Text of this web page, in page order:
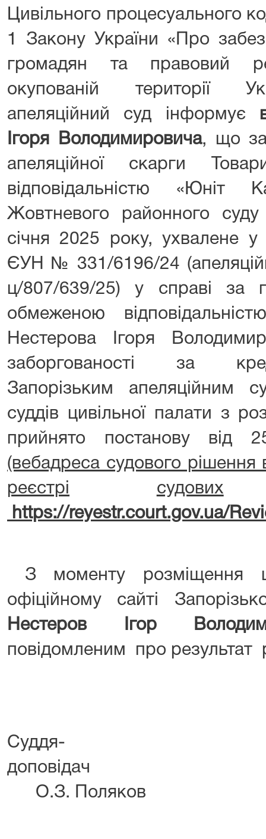
Цивільного процесуального
1 Закону України «Про
громадян та правовий
окупованій території
апеляційний суд інформує
Ігоря Володимировича, що за
апеляційної скарги
відповідальністю «Юніт
Жовтневого районного
січня 2025 року, ухвалене
ЄУН № 331/6196/24
ц/807/639/25) у справі за
обмеженою
Нестерова Ігоря
заборгованості за
Запорізьким апеляційним
суддів цивільної палати з
прийнято постанову від
(вебадреса судового
реєстрі
судових
https://reyestr.court.gov.ua/Revi
З моменту розміщення
офіційному сайті
Нестеров Ігор
повідомленим про результат
Суддя-
О.З. Поляков